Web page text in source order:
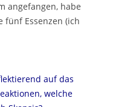
angefangen, habe
fünf Essenzen (ich
auf das
welche